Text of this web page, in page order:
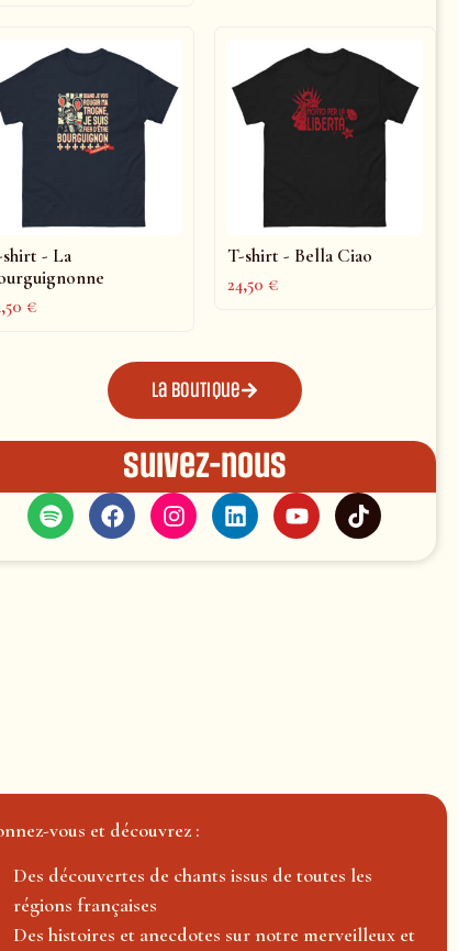
- La
€
T-shirt - Bella Ciao
24,50€
La boutique
Suivez-nous
vous et découvrez :
Des découvertes de chants issus de toutes les
régions françaises
Des histoires et anecdotes sur notre merveilleux et